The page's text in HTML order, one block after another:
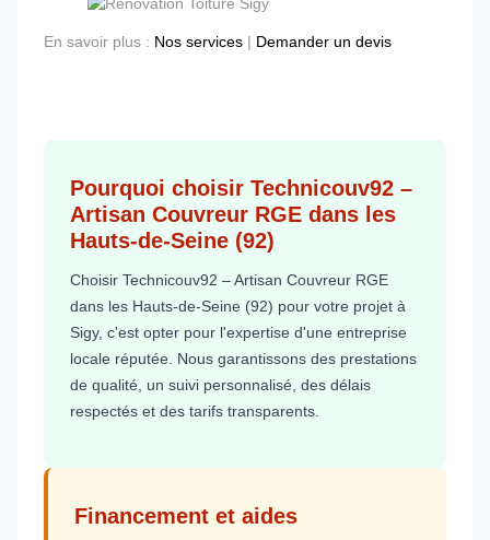
En savoir plus : Nos services | Demander un devis
Pourquoi choisir Technicouv92 –
Artisan Couvreur RGE dans les
Hauts-de-Seine (92)
Choisir Technicouv92 – Artisan Couvreur RGE
dans les Hauts-de-Seine (92) pour votre projet à
Sigy, c'est opter pour l'expertise d'une entreprise
locale réputée. Nous garantissons des prestations
de qualité, un suivi personnalisé, des délais
respectés et des tarifs transparents.
Financement et aides